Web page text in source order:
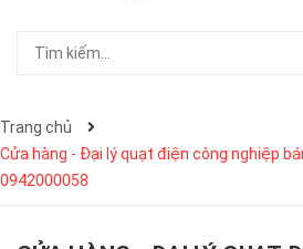
Trang chủ
Cửa hàng - Đại lý quạt điện công nghiệp
0942000058